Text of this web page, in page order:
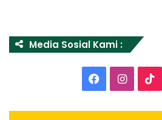
Media Sosial Kami :
Facebook